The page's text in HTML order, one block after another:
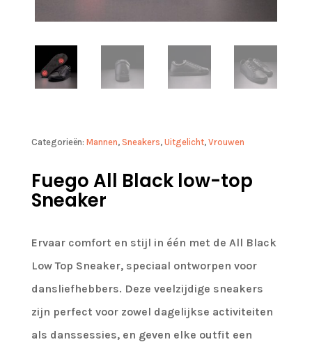
Categorieën: Mannen, Sneakers, Uitgelicht, Vrouwen
Fuego All Black low-top
Sneaker
Ervaar comfort en stijl in één met de All Black
Low Top Sneaker, speciaal ontworpen voor
dansliefhebbers. Deze veelzijdige sneakers
zijn perfect voor zowel dagelijkse activiteiten
als danssessies, en geven elke outfit een